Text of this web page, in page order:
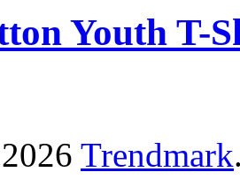
Youth T-
Trendmark